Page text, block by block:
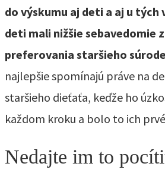
do výskumu aj deti a aj u tých
deti mali nižšie sebavedomie
preferovania staršieho
najlepšie spomínajú práve na
staršieho dieťaťa, keďže ho
každom kroku a bolo to ich
Nedajte im to